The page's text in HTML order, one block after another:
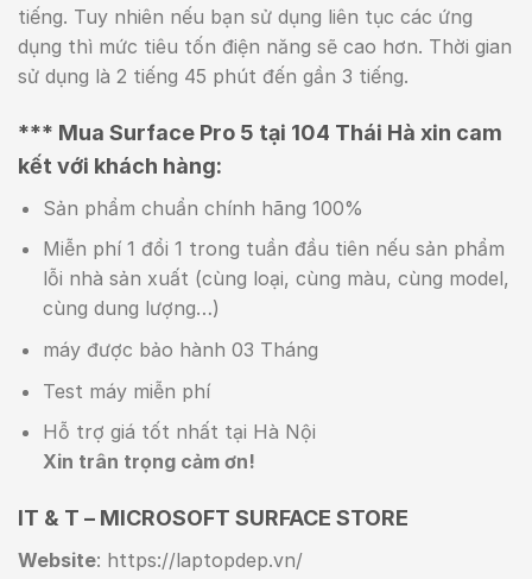
tiếng. Tuy nhiên nếu bạn sử dụng liên tục các ứng
dụng thì mức tiêu tốn điện năng sẽ cao hơn. Thời gian
sử dụng là 2 tiếng 45 phút đến gần 3 tiếng.
*** Mua Surface Pro 5 tại 104 Thái Hà xin cam
kết với khách hàng:
Sản phẩm chuẩn chính hãng 100%
Miễn phí 1 đổi 1 trong tuần đầu tiên nếu sản phẩm
lỗi nhà sản xuất (cùng loại, cùng màu, cùng model,
cùng dung lượng…)
máy được bảo hành 03 Tháng
Test máy miễn phí
Hỗ trợ giá tốt nhất tại Hà Nội
Xin trân trọng cảm ơn!
IT & T – MICROSOFT SURFACE STORE
Website: https://laptopdep.vn/